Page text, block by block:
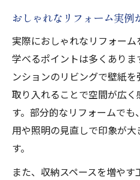
リフォームで人気
リフォームに最適
リビングを彩るリフォ
集
リビングをおしゃ
デア
おしゃれリフォー
リフォームで叶え
おしゃれなリフォーム実例
実際におしゃれなリフォー
学べるポイントは多くあり
ンションのリビングで壁紙
取り入れることで空間が広
す。部分的なリフォームで
用や照明の見直しで印象が
す。
また、収納スペースを増や